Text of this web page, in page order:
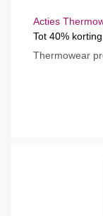
Acties
Tot 40%
Thermowear